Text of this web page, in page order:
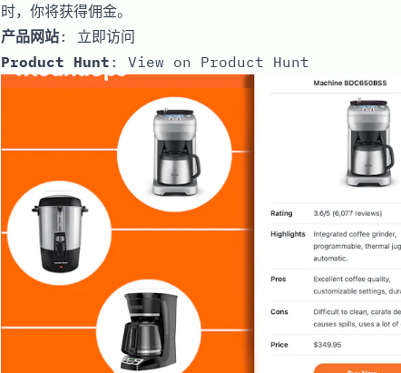
时，你将获得佣金。
产品网站: 立即访问
Product Hunt : View on Product Hunt